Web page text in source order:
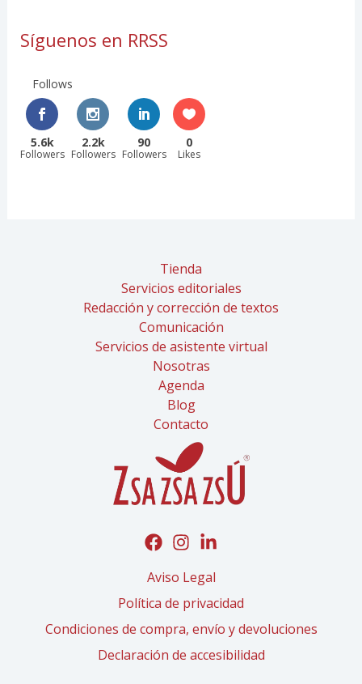
Síguenos en RRSS
Follows
5.6k
Followers
2.2k
Followers
90
Followers
0
Likes
Tienda
Servicios editoriales
Redacción y corrección de textos
Comunicación
Servicios de asistente virtual
Nosotras
Agenda
Blog
Contacto
Aviso Legal
Política de privacidad
Condiciones de compra, envío y devoluciones
Declaración de accesibilidad